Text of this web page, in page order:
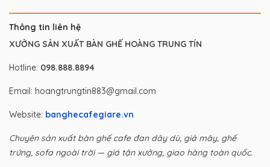
Thông tin liên hệ
XƯỞNG SẢN XUẤT BÀN GHẾ HOÀNG TRUNG TÍN
Hotline: 098.888.8894
Email: hoangtrungtin883@gmail.com
Website: banghecafegiare.vn
Chuyên sản xuất bàn ghế cafe đan dây dù, giả mây, ghế
trứng, sofa ngoài trời — giá tận xưởng, giao hàng toàn quốc.